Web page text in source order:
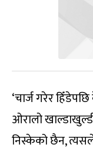
‘चार्ज गरेर
ओरालो
निस्केको छैन,